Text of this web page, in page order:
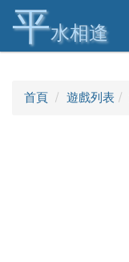
平水相逢
首頁 遊戲列表